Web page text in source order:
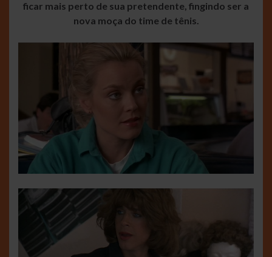
ficar mais perto de sua pretendente, fingindo ser a
nova moça do time de tênis.